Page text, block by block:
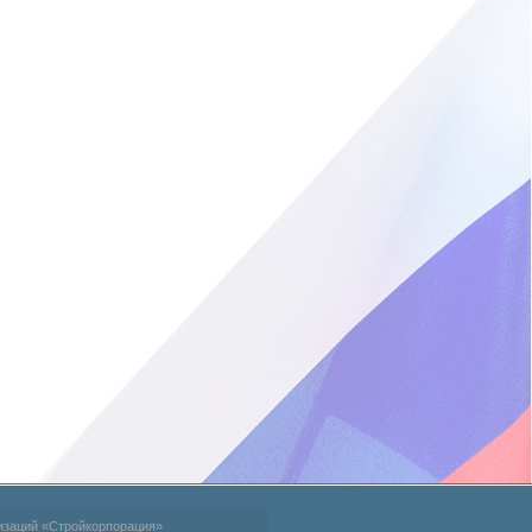
«Стройкорпорация»